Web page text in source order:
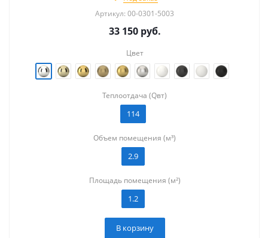
Артикул: 00-0301-5003
33 150руб.
Цвет
Теплоотдача (Qвт)
114
Объем помещения (м³)
2.9
Площадь помещения (м²)
1.2
В корзину